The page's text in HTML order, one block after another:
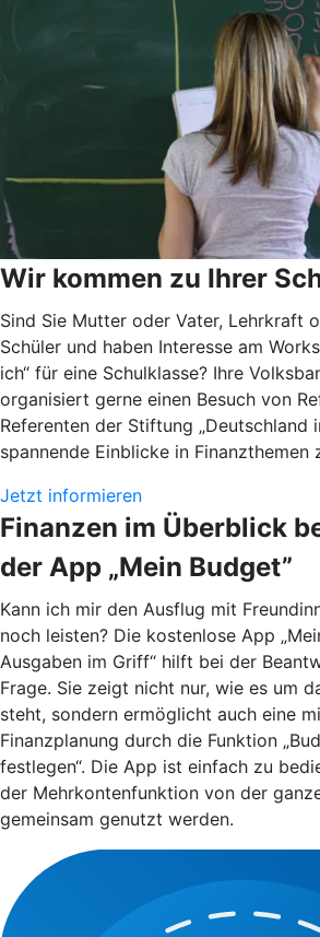
Wir kommen zu Ihrer
Sind Sie Mutter oder Vater, Lehrkraft
Schüler und haben Interesse am
ich“ für eine Schulklasse? Ihre
organisiert gerne einen Besuch von
Referenten der Stiftung „Deutschland
spannende Einblicke in Finanzthemen
Jetzt informieren
Finanzen im Überblick
der App „Mein Budget”
Kann ich mir den Ausflug mit
noch leisten? Die kostenlose App
Ausgaben im Griff“ hilft bei der
Frage. Sie zeigt nicht nur, wie es um
steht, sondern ermöglicht auch eine
Finanzplanung durch die Funktion
festlegen“. Die App ist einfach zu
der Mehrkontenfunktion von der
gemeinsam genutzt werden.